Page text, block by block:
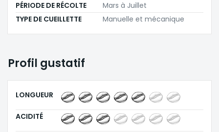
PÉRIODE DE RÉCOLTE
Mars à Juillet
TYPE DE CUEILLETTE
Manuelle et mécanique
Profil gustatif
LONGUEUR
ACIDITÉ